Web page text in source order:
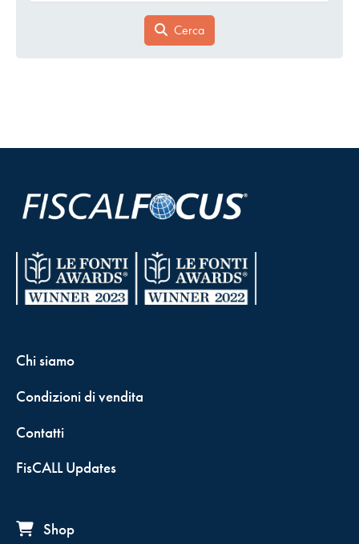
Cerca
Chi siamo
Condizioni di vendita
Contatti
FisCALL Updates
Shop